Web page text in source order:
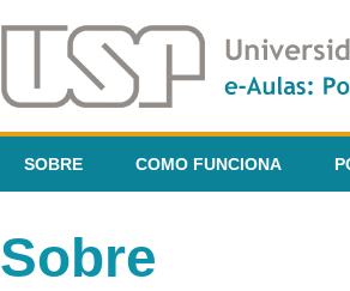
SOBRE COMO FUNCIONA
Sobre